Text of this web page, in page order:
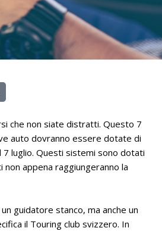
che non siate distratti. Questo 7
auto dovranno essere dotate di
luglio. Questi sistemi sono dotati
appena raggiungeranno la
guidatore stanco, ma anche un
il Touring club svizzero. In